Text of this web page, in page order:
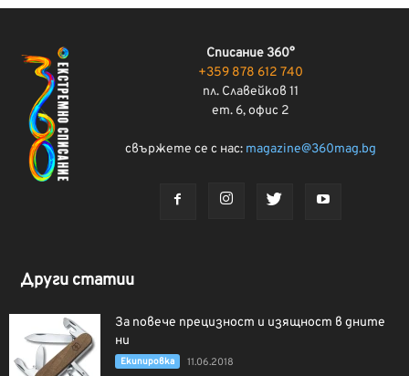
Списание 360°
+359 878 612 740
пл. Славейков 11
ет. 6, офис 2
свържете се с нас: magazine@360mag.bg
Други статии
За повече прецизност и изящност в дните
ни
Екипировка 11.06.2018